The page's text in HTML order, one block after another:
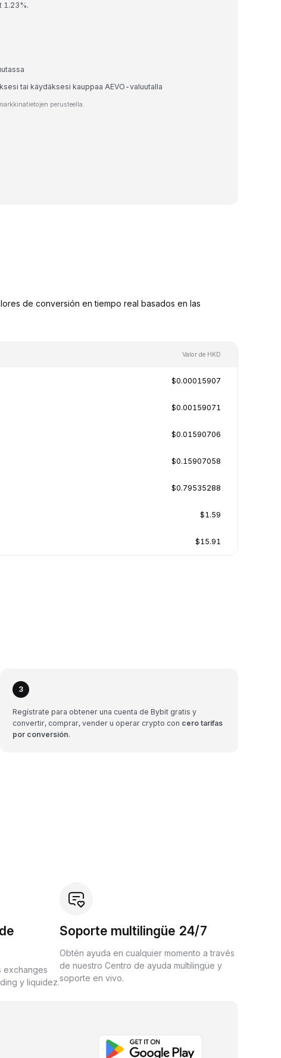
1.23%.
tai käydäksesi kauppaa AEVO-valuutalla
perusteella.
de conversión en tiempo real basados en las
Valor de HKD
$0.00015907
$0.00159071
$0.01590706
$0.15907058
$0.79535288
$1.59
$15.91
3
Regístrate para obtener una cuenta de Bybit gratis y
convertir, comprar, vender u operar crypto con cero tarifas
por conversión.
exchanges
y liquidez.
Soporte multilingüe 24/7
Obtén ayuda en cualquier momento a través
de nuestro Centro de ayuda multilingüe y
soporte en vivo.